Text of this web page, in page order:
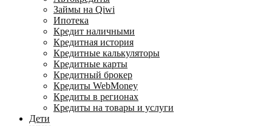
Займы на Qiwi
Ипотека
Кредит наличными
Кредитная история
Кредитные калькуляторы
Кредитные карты
Кредитный брокер
Кредиты WebMoney
Кредиты в регионах
Кредиты на товары и услуги
Дети